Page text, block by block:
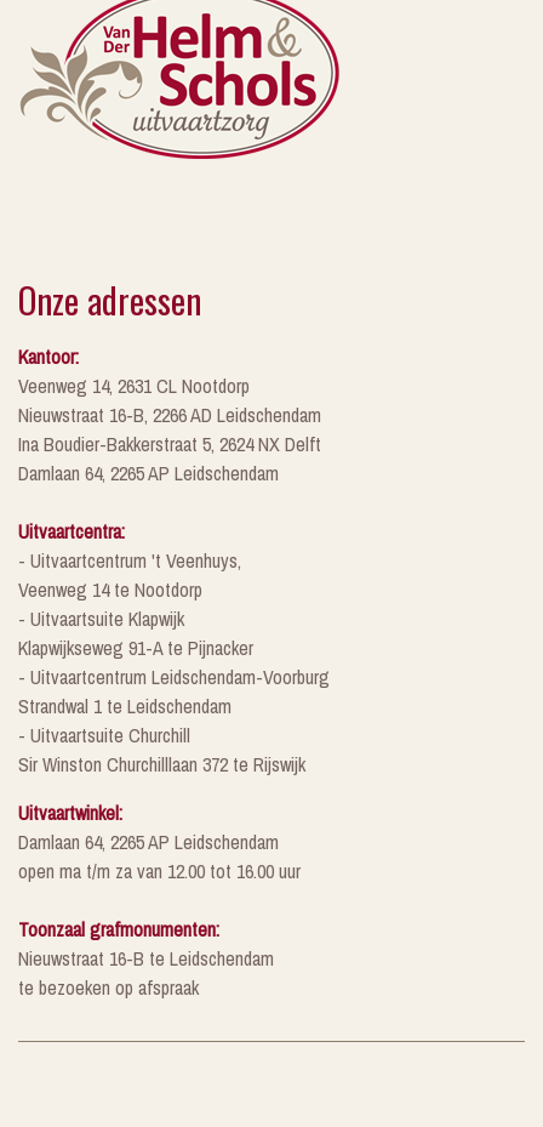
Onze adressen
Kantoor:
Veenweg 14, 2631 CL Nootdorp
Nieuwstraat 16-B, 2266 AD Leidschendam
Ina Boudier-Bakkerstraat 5, 2624 NX Delft
Damlaan 64, 2265 AP Leidschendam
Uitvaartcentra:
- Uitvaartcentrum 't Veenhuys,
Veenweg 14 te Nootdorp
- Uitvaartsuite Klapwijk
Klapwijkseweg 91-A te Pijnacker
- Uitvaartcentrum Leidschendam-Voorburg
Strandwal 1 te Leidschendam
- Uitvaartsuite Churchill
Sir Winston Churchilllaan 372 te Rijswijk
Uitvaartwinkel:
Damlaan 64, 2265 AP Leidschendam
open ma t/m za van 12.00 tot 16.00 uur
Toonzaal grafmonumenten:
Nieuwstraat 16-B te Leidschendam
te bezoeken op afspraak